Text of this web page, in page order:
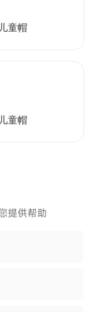
儿童帽
儿童帽
提供帮助